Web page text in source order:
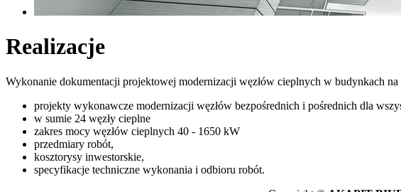
Realizacje
Wykonanie dokumentacji projektowej modernizacji węzłów cieplnych w budynkach na
projekty wykonawcze modernizacji węzłów bezpośrednich i pośrednich dla
w sumie 24 węzły cieplne
zakres mocy węzłów cieplnych 40 - 1650 kW
przedmiary robót,
kosztorysy inwestorskie,
specyfikacje techniczne wykonania i odbioru robót.